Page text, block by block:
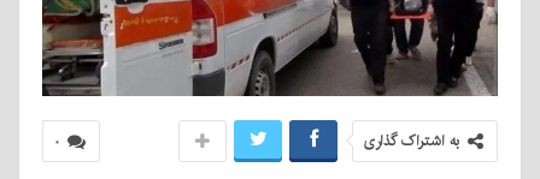
۰ به اشتراک گذاری